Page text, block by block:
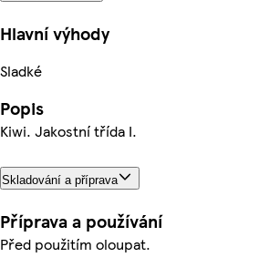
Hlavní výhody
Sladké
Popis
Kiwi. Jakostní třída I.
Skladování a příprava
Příprava a používání
Před použitím oloupat.